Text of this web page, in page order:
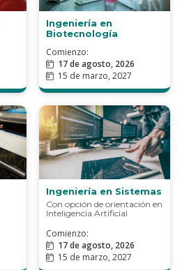
Ingeniería en
Biotecnología
Comienzo:
17 de agosto, 2026
15 de marzo, 2027
Ingeniería en Sistemas
Comienzo:
17 de agosto, 2026
15 de marzo, 2027